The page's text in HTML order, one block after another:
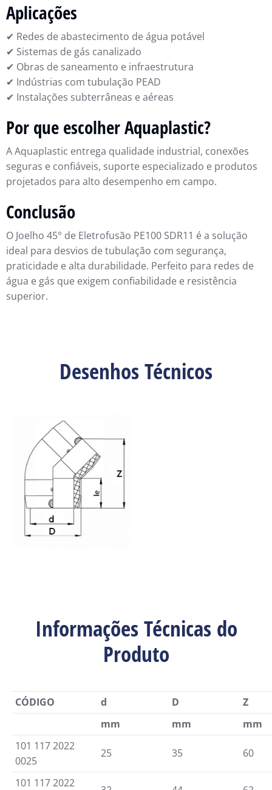
Aplicações
✔ Redes de abastecimento de água potável
✔ Sistemas de gás canalizado
✔ Obras de saneamento e infraestrutura
✔ Indústrias com tubulação PEAD
✔ Instalações subterrâneas e aéreas
Por que escolher Aquaplastic?
A Aquaplastic entrega qualidade industrial, conexões
seguras e confiáveis, suporte especializado e produtos
projetados para alto desempenho em campo.
Conclusão
O Joelho 45° de Eletrofusão PE100 SDR11 é a solução
ideal para desvios de tubulação com segurança,
praticidade e alta durabilidade. Perfeito para redes de
água e gás que exigem confiabilidade e resistência
superior.
Desenhos Técnicos
Informações Técnicas do
Produto
CÓDIGO d D
Z
mm
mm
mm
101 117 2022
0025
25 35 60
101 117 2022